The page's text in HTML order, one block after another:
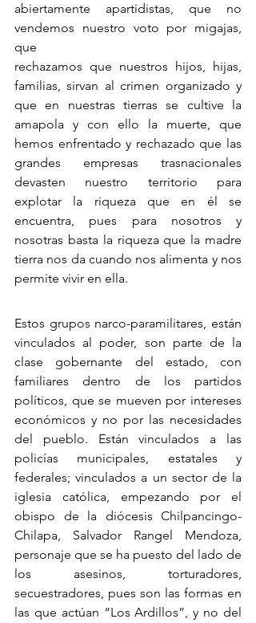
abiertamente apartidistas, que no
vendemos nuestro voto por migajas,
que
rechazamos que nuestros hijos, hijas,
familias, sirvan al crimen organizado y
que en nuestras tierras se cultive la
amapola y con ello la muerte, que
hemos enfrentado y rechazado que las
grandes empresas trasnacionales
devasten nuestro territorio para
explotar la riqueza que en él se
encuentra, pues para nosotros y
nosotras basta la riqueza que la madre
tierra nos da cuando nos alimenta y nos
permite vivir en ella.
Estos grupos narco-paramilitares, están
vinculados al poder, son parte de la
clase gobernante del estado, con
familiares dentro de los partidos
políticos, que se mueven por intereses
económicos y no por las necesidades
del pueblo. Están vinculados a las
policías municipales, estatales y
federales; vinculados a un sector de la
iglesia católica, empezando por el
obispo de la diócesis Chilpancingo-
Chilapa, Salvador Rangel Mendoza,
personaje que se ha puesto del lado de
los asesinos, torturadores,
secuestradores, pues son las formas en
las que actúan “Los Ardillos”, y no del